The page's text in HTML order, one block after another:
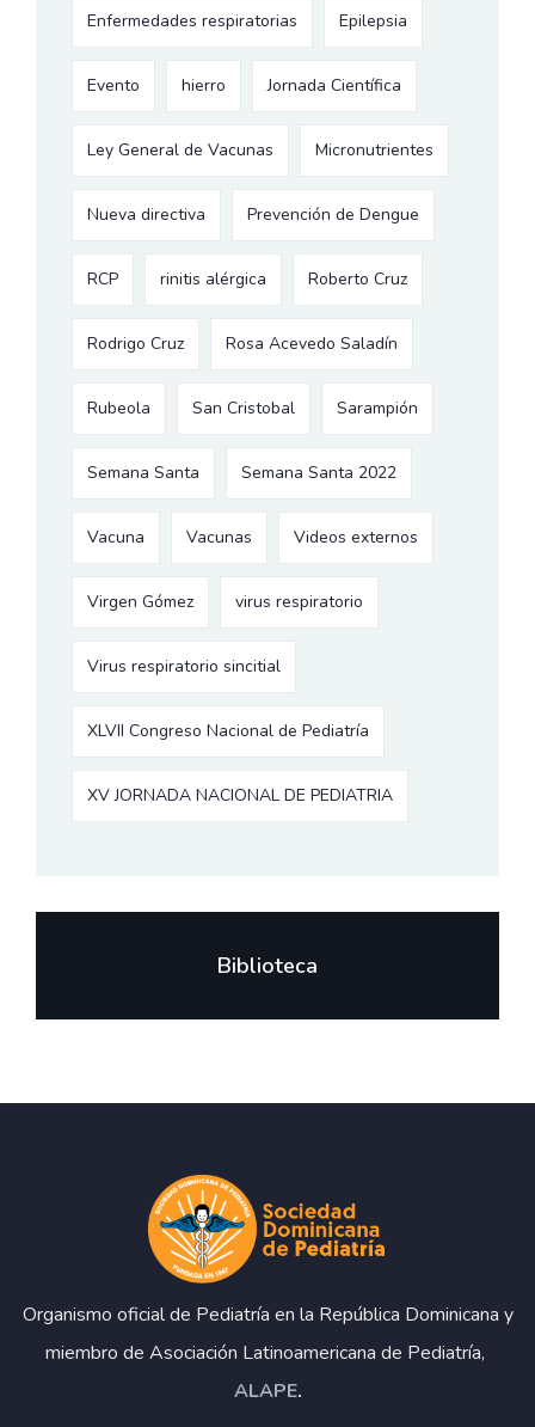
Enfermedades respiratorias Epilepsia
Evento hierro Jornada Científica
Ley General de Vacunas Micronutrientes
Nueva directiva Prevención de Dengue
RCP rinitis alérgica Roberto Cruz
Rodrigo Cruz Rosa Acevedo Saladín
Rubeola San Cristobal Sarampión
Semana Santa Semana Santa 2022
Vacuna Vacunas Videos externos
Virgen Gómez virus respiratorio
Virus respiratorio sincitial
XLVII Congreso Nacional de Pediatría
XV JORNADA NACIONAL DE PEDIATRIA
Biblioteca
Organismo oficial de Pediatría en la República Dominicana y
miembro de Asociación Latinoamericana de Pediatría,
ALAPE.